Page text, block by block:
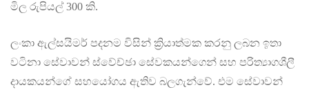
මිල රුපියල් 300 කි.
ලංකා ඇල්සයිමර් පදනම විසින් ක්‍රියාත්මක කරනු ලබන ඉතා
වටිනා සේවාවන් ස්වේච්ඡා සේවකයන්ගෙන් සහ පරිත්‍යාගශීලී
දායකයන්ගේ සහයෝගය ඇතිව බලගැන්වේ. එම සේවාවන්